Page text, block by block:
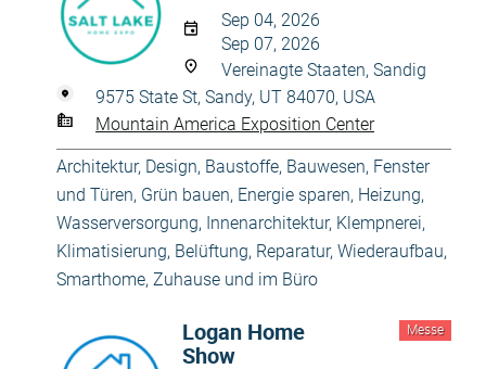
Sep 04, 2026
Sep 07, 2026
Vereinagte Staaten, Sandig
9575 State St, Sandy, UT 84070, USA
Mountain America Exposition Center
Architektur, Design, Baustoffe, Bauwesen, Fenster
und Türen, Grün bauen, Energie sparen, Heizung,
Wasserversorgung, Innenarchitektur, Klempnerei,
Klimatisierung, Belüftung, Reparatur, Wiederaufbau,
Smarthome, Zuhause und im Büro
Messe
Logan Home
Show